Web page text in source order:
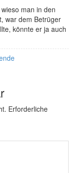
man in den
war dem Betrüger
könnte er ja auch
Erforderliche